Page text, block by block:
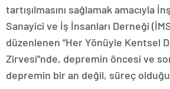
tartışılmasını sağlamak amacıyla
Sanayici ve İş İnsanları Derneği
düzenlenen “Her Yönüyle Kentsel
Zirvesi”nde, depremin öncesi ve
depremin bir an değil, süreç